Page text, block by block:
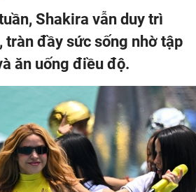
Shakira vẫn duy trì
tràn đầy sức sống nhờ tập
ăn uống điều độ.